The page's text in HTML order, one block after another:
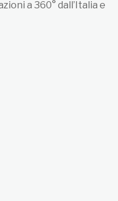
a 360° dall’Italia e